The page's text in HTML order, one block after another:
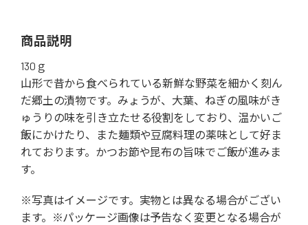
商品説明
130ｇ
山形で昔から食べられている新鮮な野菜を細かく刻ん
だ郷土の漬物です。みょうが、大葉、ねぎの風味がき
ゅうりの味を引き立たせる役割をしており、温かいご
飯にかけたり、また麺類や豆腐料理の薬味として好ま
れております。かつお節や昆布の旨味でご飯が進みま
す。
※写真はイメージです。実物とは異なる場合がござい
ます。※パッケージ画像は予告なく変更となる場合が